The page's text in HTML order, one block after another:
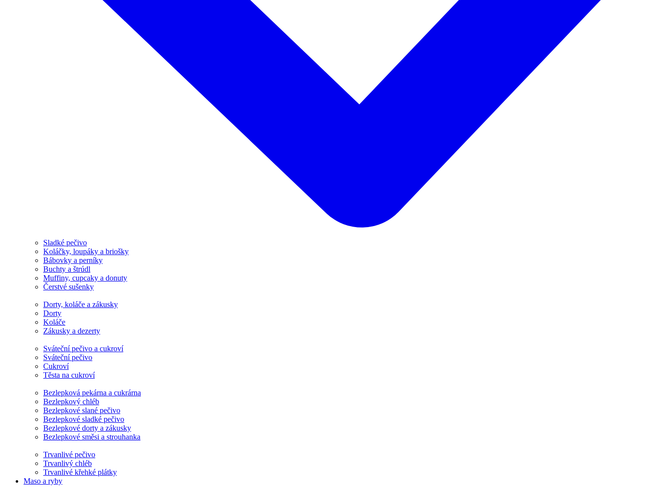
Sladké pečivo
Koláčky, loupáky a briošky
Bábovky a perníky
Buchty a štrúdl
Muffiny, cupcaky a donuty
Čerstvé sušenky
Dorty, koláče a zákusky
Dorty
Koláče
Zákusky a dezerty
Sváteční pečivo a cukroví
Sváteční pečivo
Cukroví
Těsta na cukroví
Bezlepková pekárna a cukrárna
Bezlepkový chléb
Bezlepkové slané pečivo
Bezlepkové sladké pečivo
Bezlepkové dorty a zákusky
Bezlepkové směsi a strouhanka
Trvanlivé pečivo
Trvanlivý chléb
Trvanlivé křehké plátky
Maso a ryby